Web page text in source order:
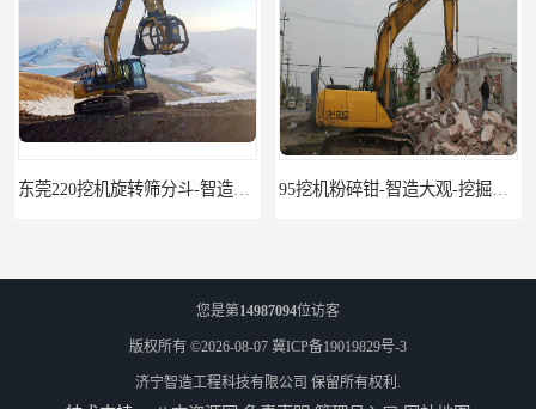
您是第14987094位访客
版权所有 ©2026-08-07 冀ICP备19019829号-3
济宁智造工程科技有限公司 保留所有权利.